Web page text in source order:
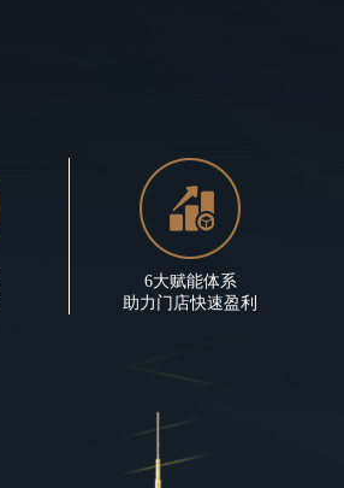
6大赋能体系
助力门店快速盈利